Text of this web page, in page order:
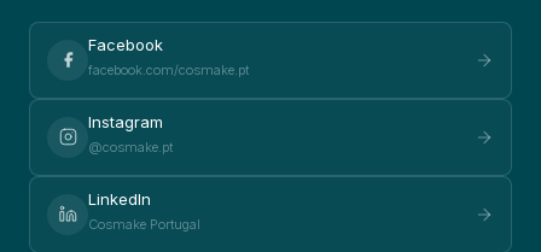
Facebook
facebook.com/cosmake.pt
Instagram
@cosmake.pt
LinkedIn
Cosmake Portugal